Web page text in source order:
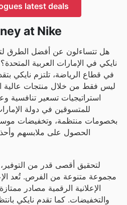
latest deals
at Nike
هل تتساءلون عن أفضل الطرق
نايكي في الإمارات العربية
في قطاع الرياضة، تلتزم نايكي
ليس فقط من خلال منتجات عالية
استراتيجيات تسعير
للمتسوقين في دولة
بخصومات منتظمة، وتخفيضات
الحصول على ملابسهم
لتحقيق أقصى قدر من
مجموعة متنوعة من الفرص. تُعد
الإعلانية الرقمية مصادر
والتخفيضات. كما تقدم نايكي